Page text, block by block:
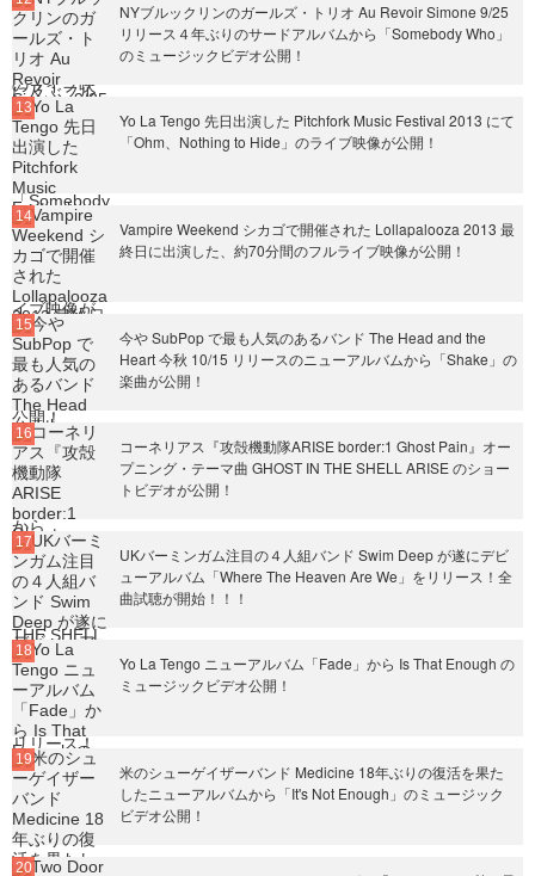
NYブルックリンのガールズ・トリオ Au Revoir Simone 9/25
リリース４年ぶりのサードアルバムから「Somebody Who」
のミュージックビデオ公開！
Yo La Tengo 先日出演した Pitchfork Music Festival 2013 にて
「Ohm、Nothing to Hide」のライブ映像が公開！
Vampire Weekend シカゴで開催された Lollapalooza 2013 最
終日に出演した、約70分間のフルライブ映像が公開！
今や SubPop で最も人気のあるバンド The Head and the
Heart 今秋 10/15 リリースのニューアルバムから「Shake」の
楽曲が公開！
コーネリアス『攻殻機動隊ARISE border:1 Ghost Pain』オー
プニング・テーマ曲 GHOST IN THE SHELL ARISE のショー
トビデオが公開！
UKバーミンガム注目の４人組バンド Swim Deep が遂にデビ
ューアルバム「Where The Heaven Are We」をリリース！全
曲試聴が開始！！！
Yo La Tengo ニューアルバム「Fade」から Is That Enough の
ミュージックビデオ公開！
米のシューゲイザーバンド Medicine 18年ぶりの復活を果た
したニューアルバムから「It's Not Enough」のミュージック
ビデオ公開！